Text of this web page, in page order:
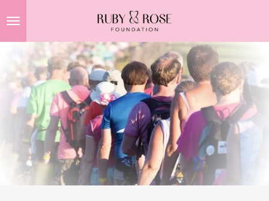
direct
naar
hoofdinhoud